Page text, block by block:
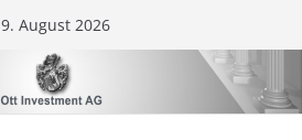
9. August 2026